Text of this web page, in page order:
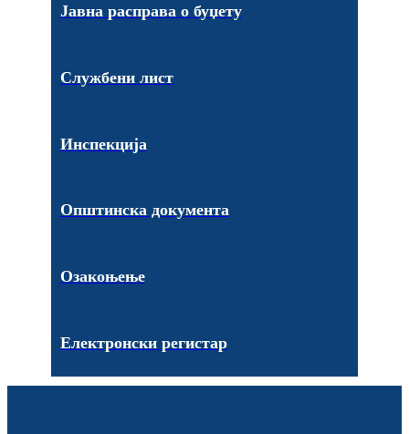
Јавна расправа о буџету
Службени лист
Инспекција
Општинска документа
Озакоњење
Електронски регистар